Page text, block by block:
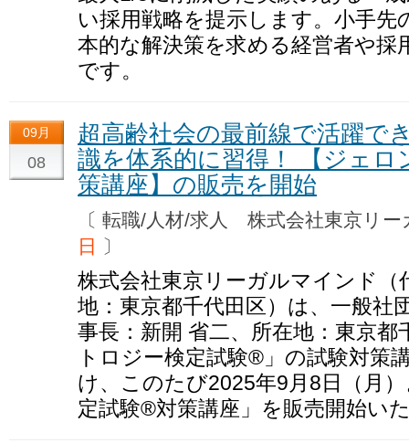
い採用戦略を提示します。小手
本的な解決策を求める経営者や採
です。
09月
08
超高齢社会の最前線で活躍で
識を体系的に習得！ 【ジェ
策講座】の販売を開始
〔 転職/人材/求人 株式会社東京リ
日
〕
株式会社東京リーガルマインド（
地：東京都千代田区）は、一般社
事長：新開 省二、所在地：東京
トロジー検定試験®」の試験対策
け、このたび2025年9月8日（月
定試験®対策講座」を販売開始い